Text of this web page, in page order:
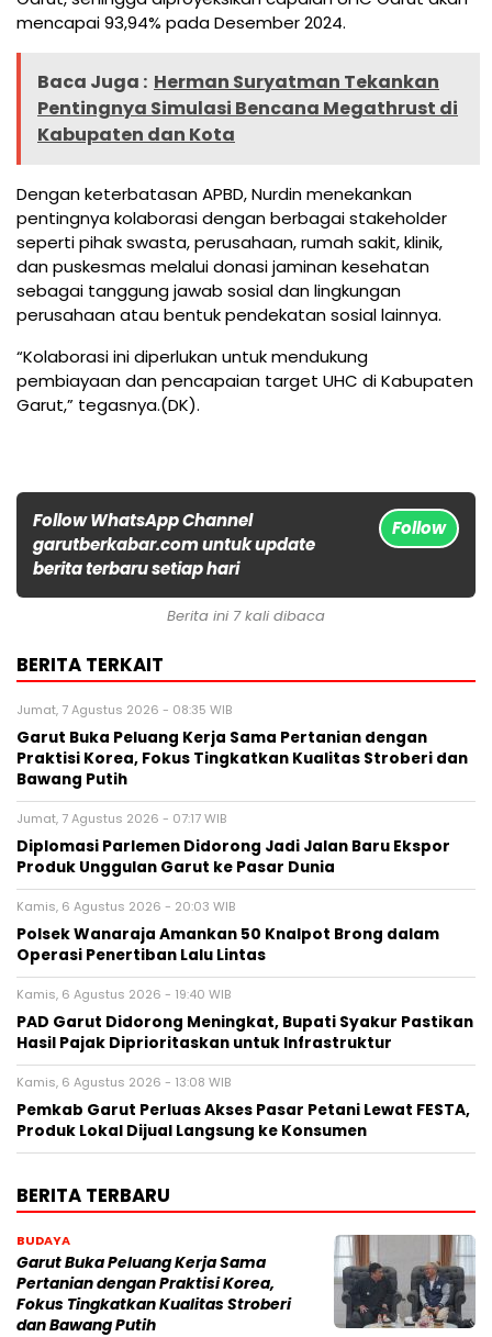
mencapai 93,94% pada Desember 2024.
Baca Juga : Herman Suryatman Tekankan
Pentingnya Simulasi Bencana Megathrust di
Kabupaten dan Kota
Dengan keterbatasan APBD, Nurdin menekankan
pentingnya kolaborasi dengan berbagai stakeholder
seperti pihak swasta, perusahaan, rumah sakit, klinik,
dan puskesmas melalui donasi jaminan kesehatan
sebagai tanggung jawab sosial dan lingkungan
perusahaan atau bentuk pendekatan sosial lainnya.
“Kolaborasi ini diperlukan untuk mendukung
pembiayaan dan pencapaian target UHC di Kabupaten
Garut,” tegasnya.(DK).
Follow WhatsApp Channel
garutberkabar.com untuk update
berita terbaru setiap hari
Follow
Berita ini 7 kali dibaca
BERITA TERKAIT
Jumat, 7 Agustus 2026 - 08:35 WIB
Garut Buka Peluang Kerja Sama Pertanian dengan
Praktisi Korea, Fokus Tingkatkan Kualitas Stroberi dan
Bawang Putih
Jumat, 7 Agustus 2026 - 07:17 WIB
Diplomasi Parlemen Didorong Jadi Jalan Baru Ekspor
Produk Unggulan Garut ke Pasar Dunia
Kamis, 6 Agustus 2026 - 20:03 WIB
Polsek Wanaraja Amankan 50 Knalpot Brong dalam
Operasi Penertiban Lalu Lintas
Kamis, 6 Agustus 2026 - 19:40 WIB
PAD Garut Didorong Meningkat, Bupati Syakur Pastikan
Hasil Pajak Diprioritaskan untuk Infrastruktur
Kamis, 6 Agustus 2026 - 13:08 WIB
Pemkab Garut Perluas Akses Pasar Petani Lewat FESTA,
Produk Lokal Dijual Langsung ke Konsumen
BERITA TERBARU
BUDAYA
Garut Buka Peluang Kerja Sama
Pertanian dengan Praktisi Korea,
Fokus Tingkatkan Kualitas Stroberi
dan Bawang Putih